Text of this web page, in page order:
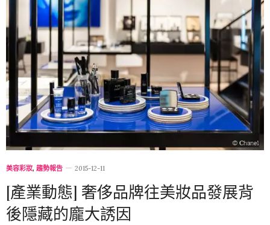
美容彩妝, 趨勢報告 2015-12-11
[產業動態] 奢侈品牌往美妝品發展背
後隱藏的龐大誘因